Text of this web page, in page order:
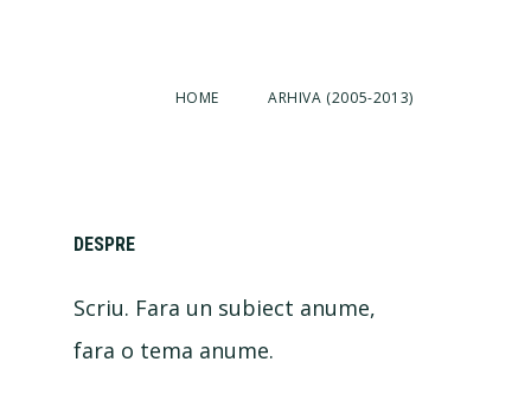
HOME ARHIVA (2005-2013)
Primary
Sidebar
DESPRE
Scriu. Fara un subiect anume,
fara o tema anume.